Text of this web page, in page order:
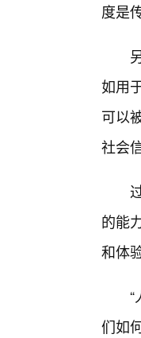
度是
如用
可以
社会
的能
和体
们如